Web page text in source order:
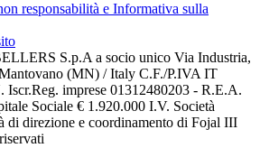
responsabilità e Informativa sulla
S.p.A a socio unico Via Industria,
(MN) / Italy C.F./P.IVA IT
Iscr.Reg. imprese 01312480203 - R.E.A.
Sociale € 1.920.000 I.V. Società
di direzione e coordinamento di Fojal III